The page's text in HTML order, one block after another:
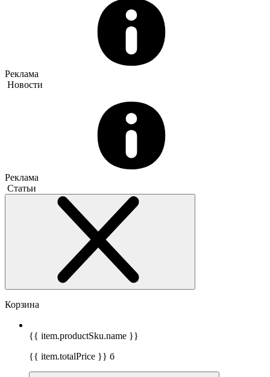
Реклама
Новости
Реклама
Статьи
Корзина
{{ item.productSku.name }}
{{ item.totalPrice }} б